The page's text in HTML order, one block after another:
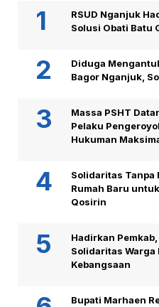
RSUD Nganjuk
Solusi Obati Batu
Diduga
Bagor Nganjuk,
Massa PSHT
Pelaku
Hukuman
Solidaritas Tanpa
Rumah Baru
Qosirin
Hadirkan
Solidaritas Warga
Kebangsaan
Bupati Marhaen